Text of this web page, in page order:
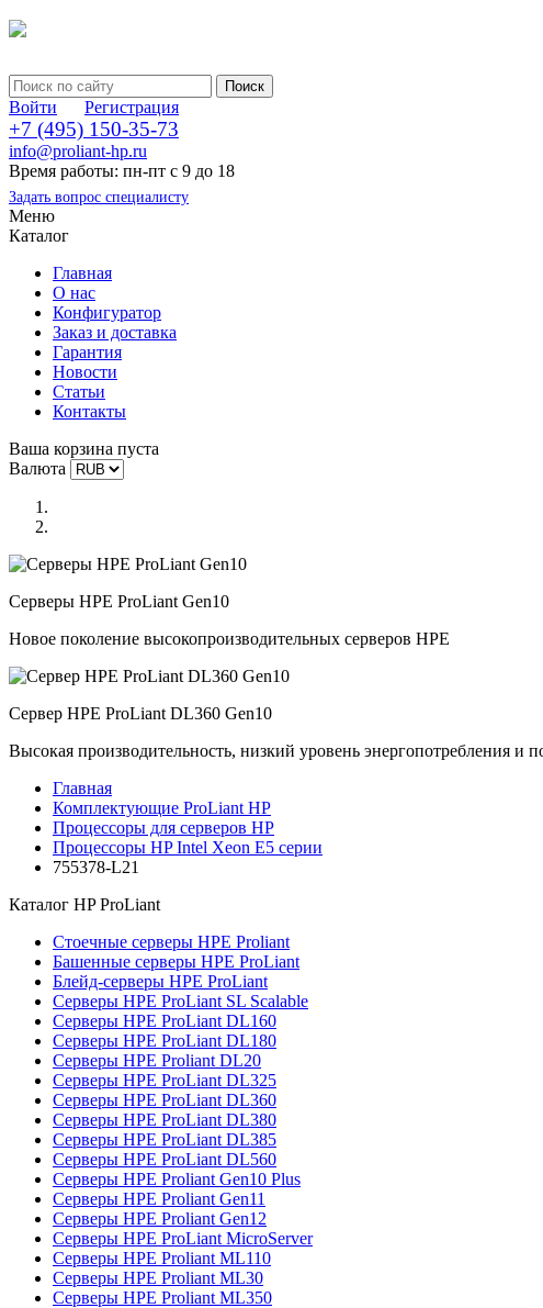
Войти Регистрация
+7 (495) 150-35-73
info@proliant-hp.ru
Время работы: пн-пт с 9 до 18
Задать вопрос специалисту
Меню
Каталог
Главная
О нас
Конфигуратор
Заказ и доставка
Гарантия
Новости
Статьи
Контакты
Ваша корзина пуста
Валюта
Серверы HPE ProLiant Gen10
Новое поколение высокопроизводительных серверов HPE
Сервер HPE ProLiant DL360 Gen10
Высокая производительность, низкий уровень энергопотребления и
Главная
Комплектующие ProLiant HP
Процессоры для серверов HP
Процессоры HP Intel Xeon E5 серии
755378-L21
Каталог HP ProLiant
Стоечные серверы HPE Proliant
Башенные серверы HPE ProLiant
Блейд-серверы HPE ProLiant
Серверы HPE ProLiant SL Scalable
Серверы HPE ProLiant DL160
Серверы HPE ProLiant DL180
Серверы HPE Proliant DL20
Серверы HPE ProLiant DL325
Серверы HPE ProLiant DL360
Серверы HPE ProLiant DL380
Серверы HPE ProLiant DL385
Серверы HPE ProLiant DL560
Серверы HPE Proliant Gen10 Plus
Серверы HPE Proliant Gen11
Серверы HPE Proliant Gen12
Серверы HPE ProLiant MicroServer
Серверы HPE Proliant ML110
Серверы HPE Proliant ML30
Серверы HPE Proliant ML350